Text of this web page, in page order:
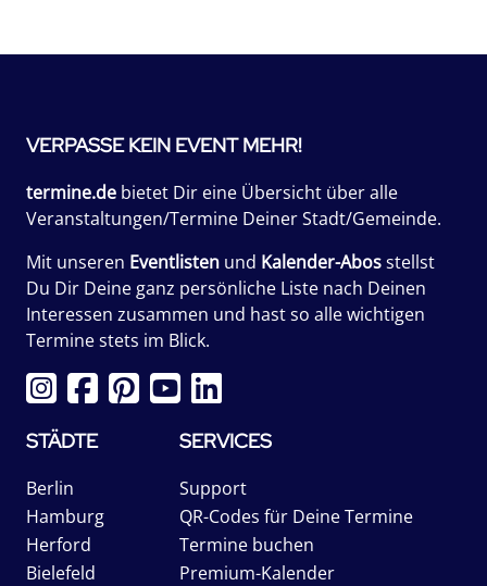
VERPASSE KEIN EVENT MEHR!
termine.de bietet Dir eine Übersicht über alle
Veranstaltungen/Termine Deiner Stadt/Gemeinde.
Mit unseren Eventlisten und Kalender-Abosstellst
Du Dir Deine ganz persönliche Liste nach Deinen
Interessen zusammen und hast so alle wichtigen
Termine stets im Blick.
STÄDTE
Berlin
Hamburg
Herford
Bielefeld
SERVICES
Support
QR-Codes für Deine Termine
Termine buchen
Premium-Kalender